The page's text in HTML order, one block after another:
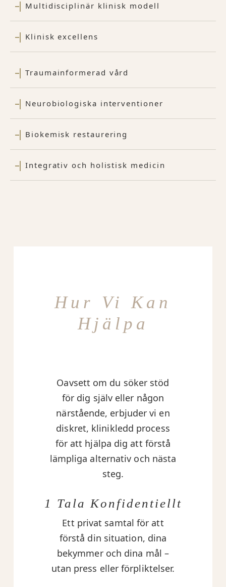
Multidisciplinär klinisk modell
Klinisk excellens
Traumainformerad vård
Neurobiologiska interventioner
Biokemisk restaurering
Integrativ och holistisk medicin
Hur Vi Kan
Hjälpa
Oavsett om du söker stöd
för dig själv eller någon
närstående, erbjuder vi en
diskret, klinikledd process
för att hjälpa dig att förstå
lämpliga alternativ och nästa
steg.
1 Tala Konfidentiellt
Ett privat samtal för att
förstå din situation, dina
bekymmer och dina mål –
utan press eller förpliktelser.